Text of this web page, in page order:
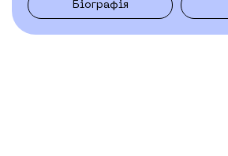
Біографія